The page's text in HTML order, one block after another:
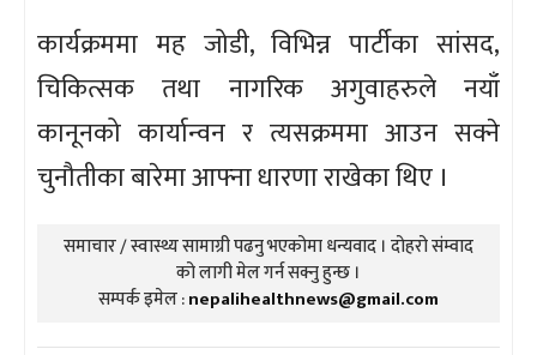
कार्यक्रममा मह जोडी, विभिन्न पार्टीका सांसद,
चिकित्सक तथा नागरिक अगुवाहरुले नयाँ
कानूनको कार्यान्वन र त्यसक्रममा आउन सक्ने
चुनौतीका बारेमा आफ्ना धारणा राखेका थिए ।
समाचार / स्वास्थ्य सामाग्री पढनु भएकोमा धन्यवाद । दोहरो संम्वाद
को लागी मेल गर्न सक्नु हुन्छ ।
सम्पर्क इमेल :nepalihealthnews@gmail.com